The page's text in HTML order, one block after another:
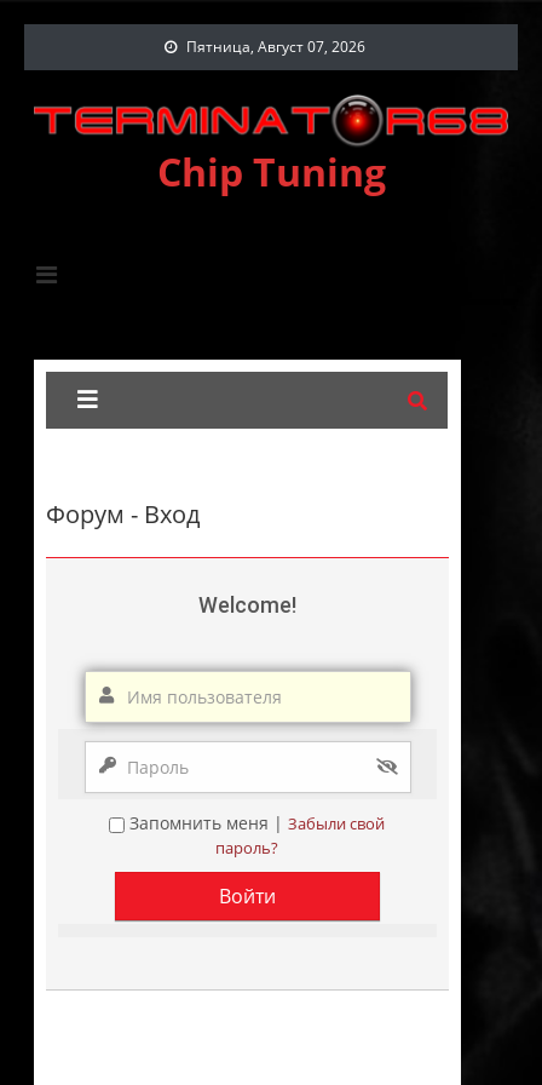
Пятница, Август 07, 2026
Chip Tuning
Форум - Вход
Welcome!
Запомнить меня |Забыли свой
пароль?